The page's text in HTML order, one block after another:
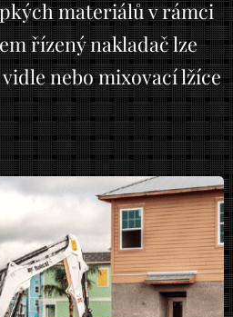
materiálů v rámci
řízený nakladač lze
nebo mixovací lžíce